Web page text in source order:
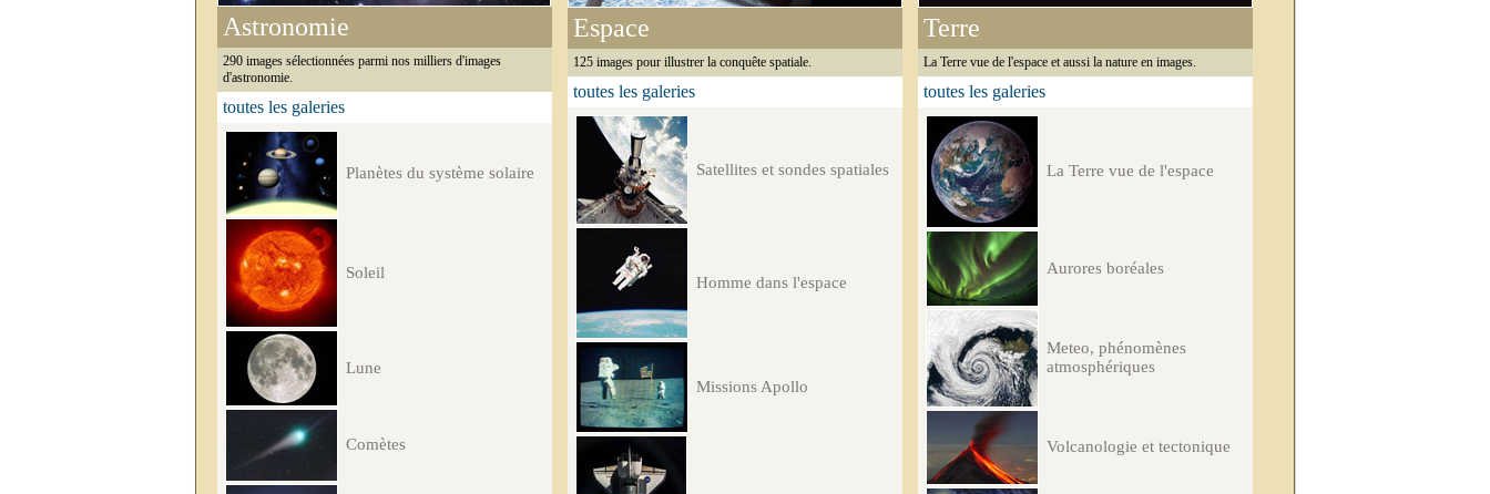
Astronomie
290 images sélectionnées parmi nos milliers d'images
d'astronomie.
toutes les galeries
Planètes du système solaire
Soleil
Lune
Comètes
Espace
125 images pour illustrer la conquête spatiale.
toutes les galeries
Satellites et sondes spatiales
Homme dans l'espace
Missions Apollo
Terre
La Terre vue de l'espace et aussi la nature en images.
toutes les galeries
La Terre vue de l'espace
Aurores boréales
Meteo, phénomènes
atmosphériques
Volcanologie et tectonique